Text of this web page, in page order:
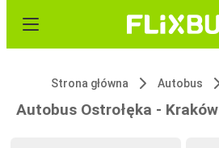
Strona główna Autobus
Autobus Ostrołęka - Kraków